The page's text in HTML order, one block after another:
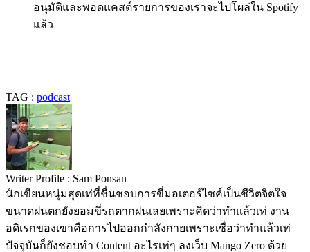
อนุมัติและพอดแคสต์รายการของเราจะไปโผล่ใน Spotify
แล้ว
TAG : podcast
Writer Profile : Sam Ponsan
นักเขียนหนุ่มสุดเท่ที่ชื่นชอบการขี่มอเตอร์ไซค์เป็นชีวิตจิตใจ
ขนาดฝนตกยังยอมขี่รถตากฝนเลยเพราะคิดว่าทำแล้วเท่ งาน
อดิเรกของเขาคือการไปออกกำลังกายเพราะเชื่อว่าทำแล้วเท่
ปัจจุบันก็ยังชอบทำ Content อะไรเท่ๆ ลงเว็บ Mango Zero ด้วย